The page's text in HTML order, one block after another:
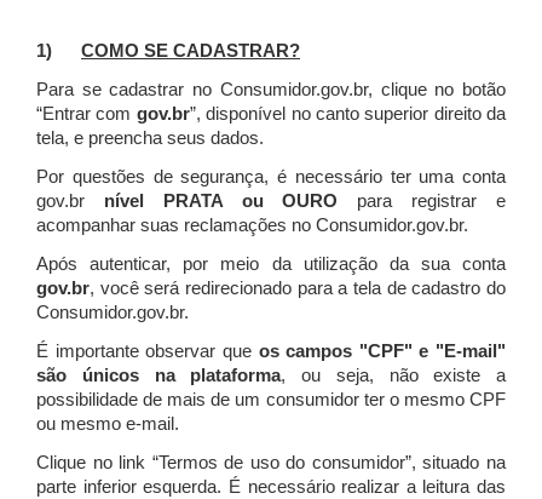
1) COMO SE CADASTRAR?
Para se cadastrar no Consumidor.gov.br, clique no botão
“Entrar com gov.br”, disponível no canto superior direito da
tela, e preencha seus dados.
Por questões de segurança, é necessário ter uma conta
gov.br nível PRATA ou OURO para registrar e
acompanhar suas reclamações no Consumidor.gov.br.
Após autenticar, por meio da utilização da sua conta
gov.br, você será redirecionado para a tela de cadastro do
Consumidor.gov.br.
É importante observar que os campos "CPF" e "E-mail"
são únicos na plataforma, ou seja, não existe a
possibilidade de mais de um consumidor ter o mesmo CPF
ou mesmo e-mail.
Clique no link “Termos de uso do consumidor”, situado na
parte inferior esquerda. É necessário realizar a leitura das